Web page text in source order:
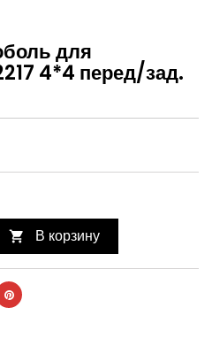
для
4*4 перед/зад.
 В корзину